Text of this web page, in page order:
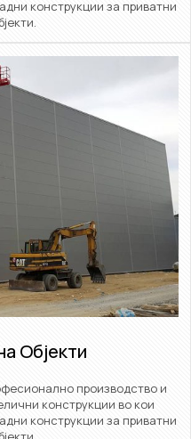
конструкции за приватни
Објекти​
производство и
конструкции во кои
конструкции за приватни